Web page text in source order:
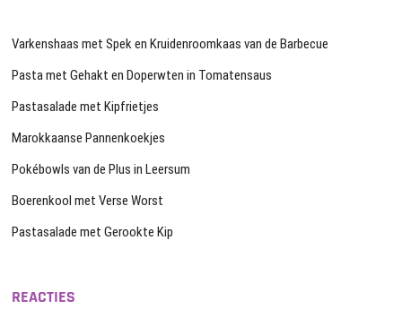
Varkenshaas met Spek en Kruidenroomkaas van de Barbecue
Pasta met Gehakt en Doperwten in Tomatensaus
Pastasalade met Kipfrietjes
Marokkaanse Pannenkoekjes
Pokébowls van de Plus in Leersum
Boerenkool met Verse Worst
Pastasalade met Gerookte Kip
REACTIES